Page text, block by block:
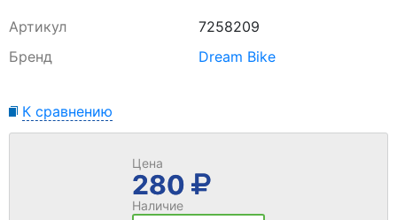
Артикул
7258209
Бренд
Dream Bike
К сравнению
Цена
280
Наличие